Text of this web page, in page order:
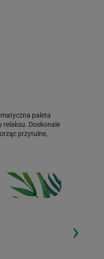
paleta
relaksu. Doskonale
przytulne,
Loading...
›